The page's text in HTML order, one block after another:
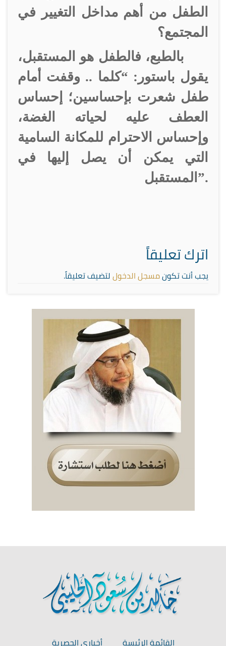
الطفل من أهم مداخل التغيير في
المجتمع؟
بالطبع، فالطفل هو المستقبل،
يقول باستور: “كلما .. وقفت أمام
طفل شعرت بإحساسين؛ إحساس
العطف عليه لحياته الغضة،
وإحساس الاحترام للمكانة السامية
التي يمكن أن يصل إليها في
المستقبل”.
اترك تعليقاً
يجب أنت تكونمسجل الدخوللتضيف تعليقاً.
القائمة الرئيسة أخباري الحصرية